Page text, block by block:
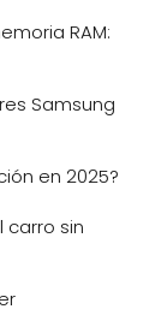
RAM:
Samsung
en 2025?
carro sin